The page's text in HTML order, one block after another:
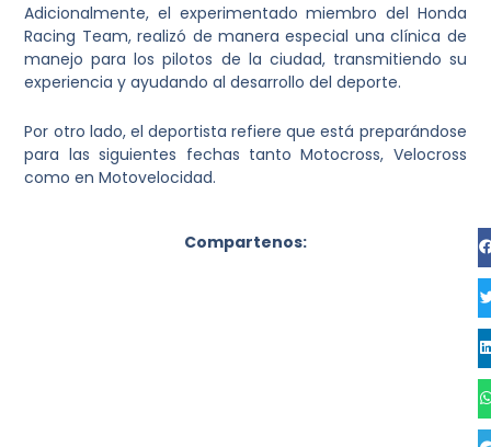
Adicionalmente, el experimentado miembro del Honda
Racing Team, realizó de manera especial una clínica de
manejo para los pilotos de la ciudad, transmitiendo su
experiencia y ayudando al desarrollo del deporte.
Por otro lado, el deportista refiere que está preparándose
para las siguientes fechas tanto Motocross, Velocross
como en Motovelocidad.
Compartenos: